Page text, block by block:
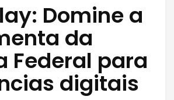
Domine a
da
Federal para
digitais